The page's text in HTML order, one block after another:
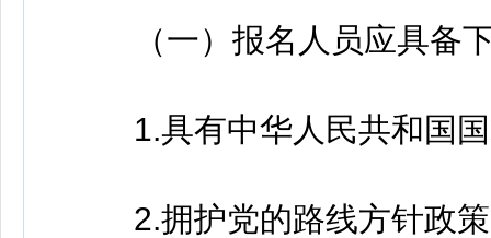
（一）报名人员应具备下
1.具有中华人民共和国国
2.拥护党的路线方针政策